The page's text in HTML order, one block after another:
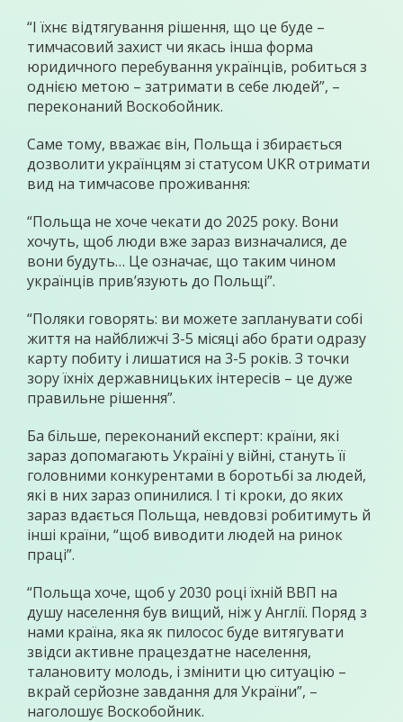
“І їхнє відтягування рішення, що це буде –
тимчасовий захист чи якась інша форма
юридичного перебування українців, робиться з
однією метою – затримати в себе людей”, –
переконаний Воскобойник.
Саме тому, вважає він, Польща і збирається
дозволити українцям зі статусом UKR отримати
вид на тимчасове проживання:
“Польща не хоче чекати до 2025 року. Вони
хочуть, щоб люди вже зараз визначалися, де
вони будуть… Це означає, що таким чином
українців прив’язують до Польщі”.
“Поляки говорять: ви можете запланувати собі
життя на найближчі 3-5 місяці або брати одразу
карту побиту і лишатися на 3-5 років. З точки
зору їхніх державницьких інтересів – це дуже
правильне рішення”.
Ба більше, переконаний експерт: країни, які
зараз допомагають Україні у війні, стануть її
головними конкурентами в боротьбі за людей,
які в них зараз опинилися. І ті кроки, до яких
зараз вдається Польща, невдовзі робитимуть й
інші країни, “щоб виводити людей на ринок
праці”.
“Польща хоче, щоб у 2030 році їхній ВВП на
душу населення був вищий, ніж у Англії. Поряд з
нами країна, яка як пилосос буде витягувати
звідси активне працездатне населення,
талановиту молодь, і змінити цю ситуацію –
вкрай серйозне завдання для України”, –
наголошує Воскобойник.